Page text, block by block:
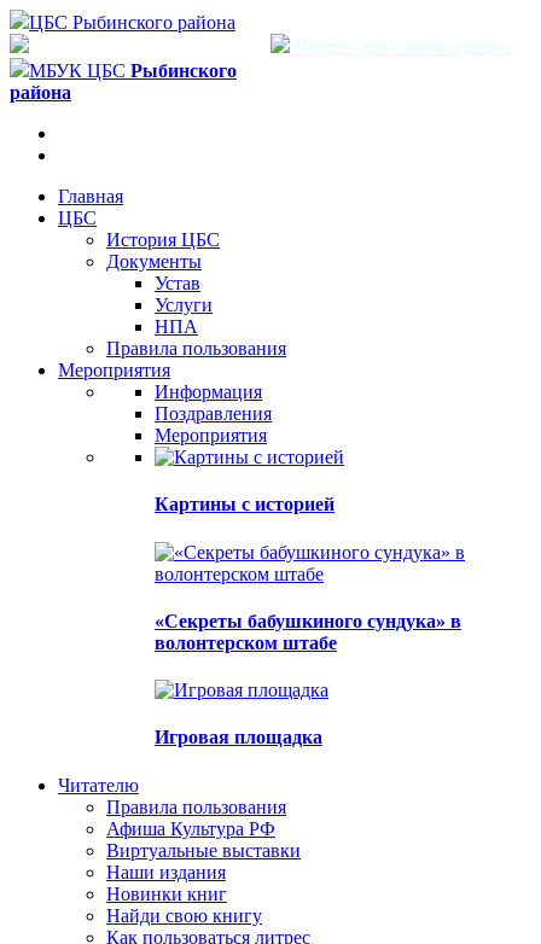
ЦБС Рыбинского района
Версия для слабовидящих
МБУК ЦБС Рыбинского
района
Главная
ЦБС
История ЦБС
Документы
Устав
Услуги
НПА
Правила пользования
Мероприятия
Информация
Поздравления
Мероприятия
Картины с историей
«Секреты бабушкиного сундука» в
волонтерском штабе
Игровая площадка
Читателю
Правила пользования
Афиша Культура РФ
Виртуальные выставки
Наши издания
Новинки книг
Найди свою книгу
Как пользоваться литрес